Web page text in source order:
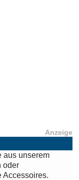
Anzeige
aus unserem
oder
Accessoires.